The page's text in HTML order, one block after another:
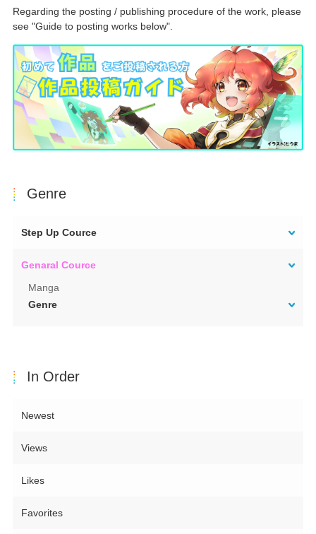
Regarding the posting / publishing procedure of the work, please
see "Guide to posting works below".
Genre
Step Up Cource
Genaral Cource
Manga
Genre
In Order
Newest
Views
Likes
Favorites